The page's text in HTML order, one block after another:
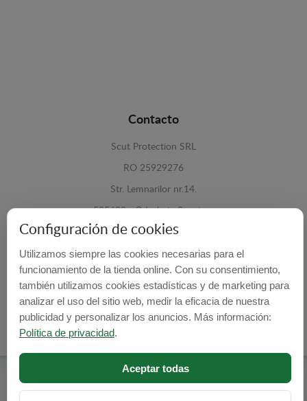
Contacto
Scut Protection SRL
RO 25929276
Str. Lemnarilor nr.14.
535600 - Odorheiu Secuiesc
Harghita, Romania
E-mail: info@cubrecarter.com
Cubre Carter -© 2026
Configuración de cookies
Utilizamos siempre las cookies necesarias para el
funcionamiento de la tienda online. Con su consentimiento,
también utilizamos cookies estadísticas y de marketing para
analizar el uso del sitio web, medir la eficacia de nuestra
publicidad y personalizar los anuncios. Más información:
Política de privacidad.
Aceptar todas